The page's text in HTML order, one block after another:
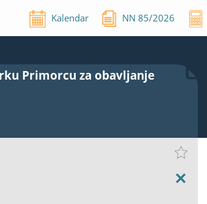
Kalendar NN85/2026
Primorcu za obavljanje